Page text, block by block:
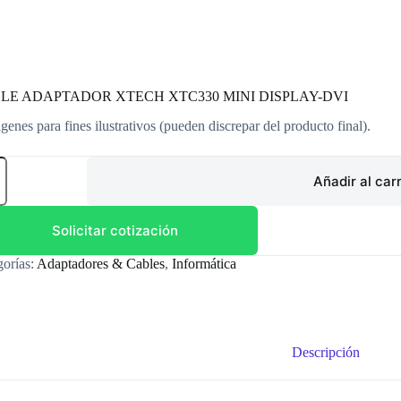
ADAPTADOR XTECH XTC330 MINI DISPLAY-DVI
para fines ilustrativos (pueden discrepar del producto final).
Añadir al
Solicitar cotización
Adaptadores & Cables, Informática
Descripción